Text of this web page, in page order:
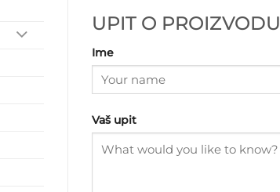
UPIT O PROIZVODU
Ime
Vaš upit